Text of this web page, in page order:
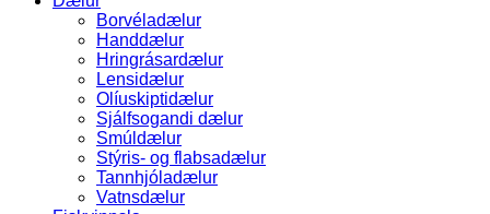
Borvéladælur
Handdælur
Hringrásardælur
Lensidælur
Olíuskiptidælur
Sjálfsogandi dælur
Smúldælur
Stýris- og flabsadælur
Tannhjóladælur
Vatnsdælur